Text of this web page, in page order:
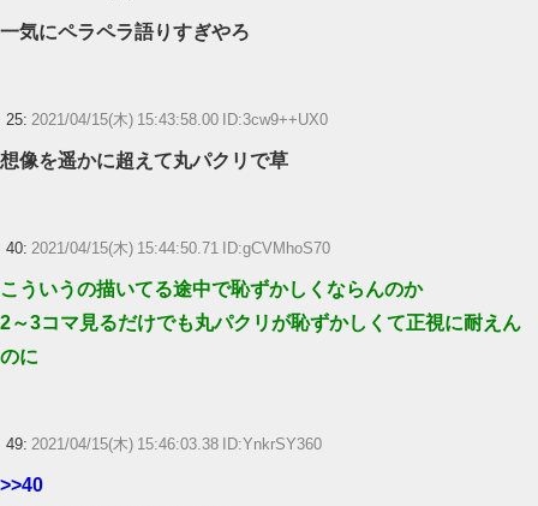
一気にペラペラ語りすぎやろ
25: 2021/04/15(木) 15:43:58.00 ID:3cw9++UX0
想像を遥かに超えて丸パクリで草
40: 2021/04/15(木) 15:44:50.71 ID:gCVMhoS70
こういうの描いてる途中で恥ずかしくならんのか
2～3コマ見るだけでも丸パクリが恥ずかしくて正視に耐えん
のに
49: 2021/04/15(木) 15:46:03.38 ID:YnkrSY360
>>40